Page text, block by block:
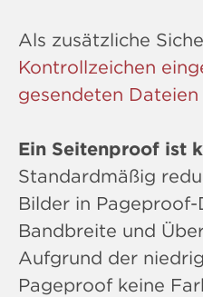
Als zusätzliche
Kontrollzeichen
gesendeten
Ein Seitenproof ist
Standardmäßig
Bilder in
Bandbreite und
Aufgrund der
Pageproof keine